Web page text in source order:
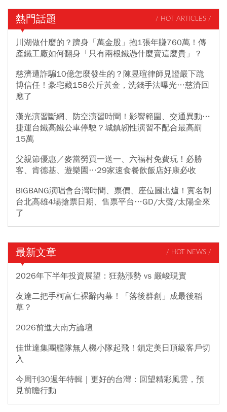
熱門話題 / HOT ARTICLES /
川湖做什麼的？躋身「萬金股」抱1張年賺760萬！傳
產鐵工廠如何翻身「只有兩根鐵憑什麼賣這麼貴」？
慈濟遭詐騙10億怎麼發生的？陳昱瑄律師見證嚴下跪
博信任！豪宅藏158公斤黃金，洗錢手法曝光…慈濟回
應了
漢光演習斷網、防空演習時間！影響範圍、交通異動…
捷運台鐵高鐵公車停駛？城鎮韌性演習不配合最高罰
15萬
父親節優惠／麥當勞買一送一、六福村免費玩！必勝
客、肯德基、遊樂園…29家速食餐飲飯店好康必收
BIGBANG演唱會台灣時間、票價、座位圖出爐！實名制
台北高雄4場搶票日期、售票平台…GD/大聲/太陽全來
了
最新文章 / HOT NEWS /
2026年下半年投資展望：狂熱漲勢 vs 嚴峻現實
友達二把手柯富仁裸辭內幕！「落後群創」成最後稻
草？
2026前進大南方論壇
佳世達集團艦隊無人機小隊起飛！鎖定美日頂級客戶切
入
今周刊30週年特輯｜更好的台灣：回望精彩風雲，預
見前瞻行動